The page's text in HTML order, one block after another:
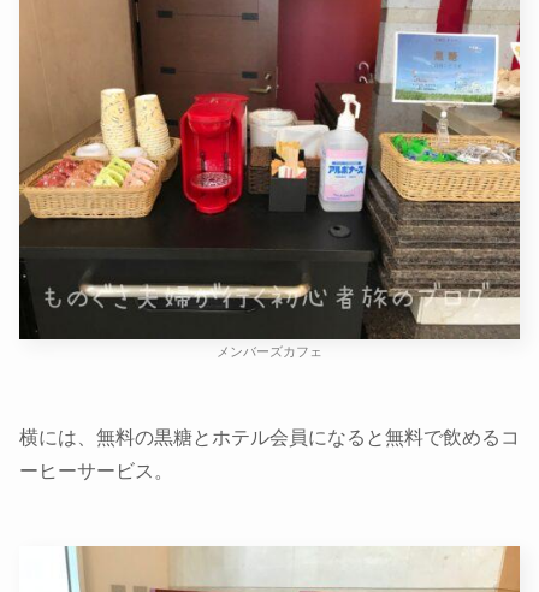
メンバーズカフェ
横には、無料の黒糖とホテル会員になると無料で飲めるコ
ーヒーサービス。